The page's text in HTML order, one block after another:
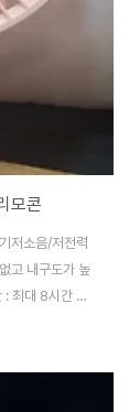
모콘
저소음/저전력
고 내구도가 높
: 최대 8시간 접
조절이 가능